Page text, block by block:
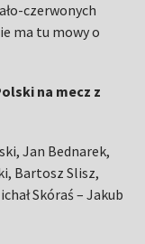
czerwonych
ma tu mowy o
na mecz z
Jan Bednarek,
Bartosz Slisz,
Skóraś – Jakub